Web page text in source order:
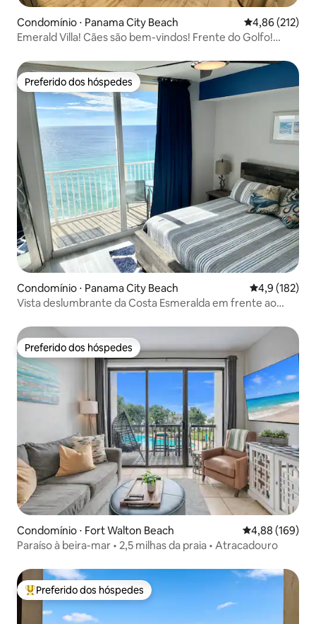
Condomínio ⋅ Panama City Beach 4,86 de uma
4,86 (212)
Emerald Villa! Cães são bem-vindos! Frente do Golfo!
Preferido dos hóspedes
Preferido dos hóspedes
Condomínio ⋅ Panama City Beach 4,9 de uma
4,9 (182)
Vista deslumbrante da Costa Esmeralda em frente ao
Preferido dos hóspedes
Preferido dos hóspedes
Condomínio ⋅ Fort Walton Beach 4,88 de uma
4,88 (169)
Paraíso à beira-mar • 2,5 milhas da praia • Atracadouro
Entre os melhores preferidos dos hóspedes
Preferido dos hóspedes